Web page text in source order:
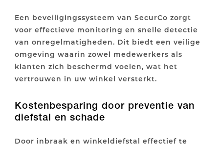
Een beveiligingssysteem van SecurCo zorgt
voor effectieve monitoring en snelle detectie
van onregelmatigheden. Dit biedt een veilige
omgeving waarin zowel medewerkers als
klanten zich beschermd voelen, wat het
vertrouwen in uw winkel versterkt.
Kostenbesparing door preventie van
diefstal en schade
Door inbraak en winkeldiefstal effectief te